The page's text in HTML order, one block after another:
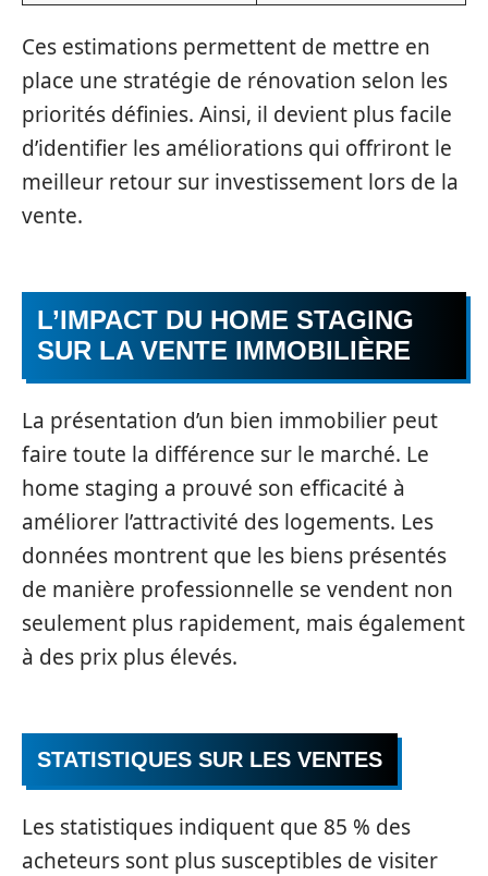
Ces estimations permettent de mettre en
place une stratégie de rénovation selon les
priorités définies. Ainsi, il devient plus facile
d’identifier les améliorations qui offriront le
meilleur retour sur investissement lors de la
vente.
L’IMPACT DU HOME STAGING
SUR LA VENTE IMMOBILIÈRE
La présentation d’un bien immobilier peut
faire toute la différence sur le marché. Le
home staging a prouvé son efficacité à
améliorer l’attractivité des logements. Les
données montrent que les biens présentés
de manière professionnelle se vendent non
seulement plus rapidement, mais également
à des prix plus élevés.
STATISTIQUES SUR LES VENTES
Les statistiques indiquent que 85 % des
acheteurs sont plus susceptibles de visiter